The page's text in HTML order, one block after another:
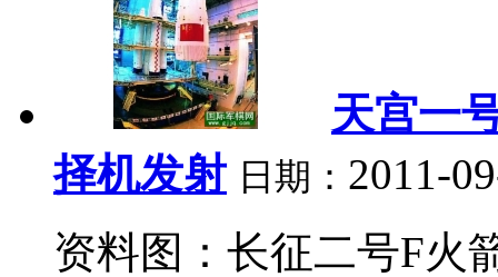
天宫一
择机发射 日期： 2011-
资料图：长征二号F火